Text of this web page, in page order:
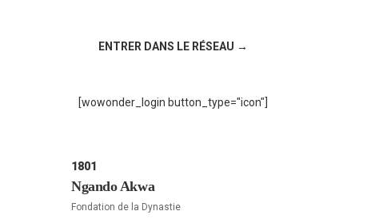
ENTRER DANS LE RÉSEAU →
[wowonder_login button_type="icon"]
1801
Ngando Akwa
Fondation de la Dynastie